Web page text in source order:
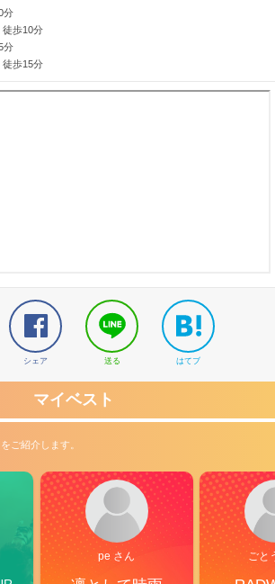
分
徒歩10分
分
徒歩15分
シェア 送る はてブ
マイベスト
ご紹介します。
pe さん ごと